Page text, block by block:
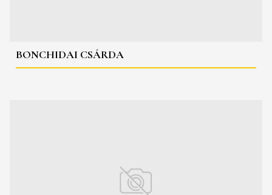
BONCHIDAI CSÁRDA